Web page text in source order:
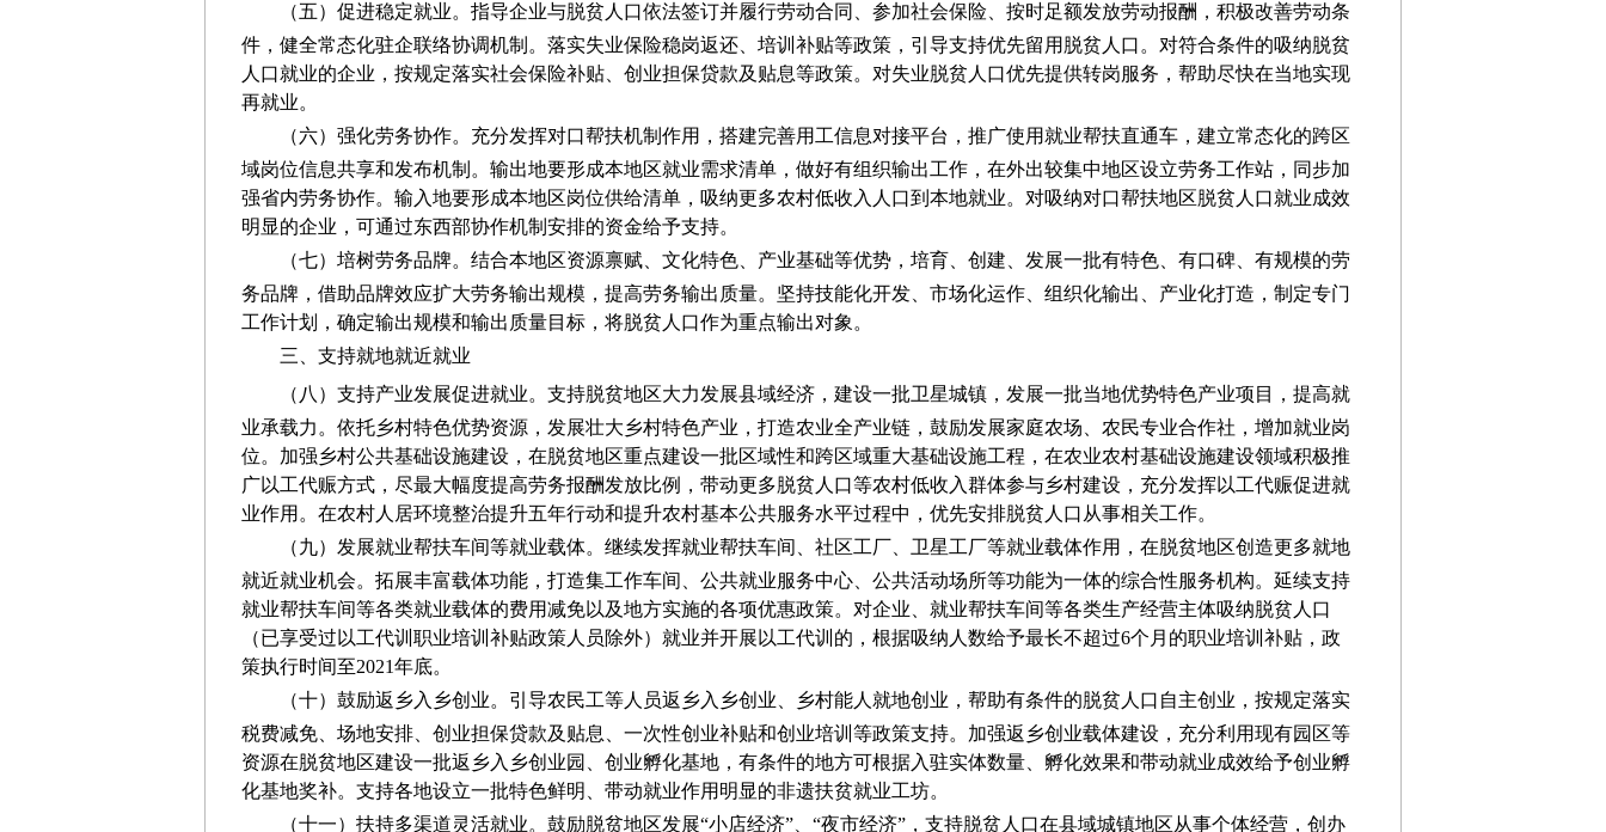
（五）促进稳定就业。 指导企业与脱贫人口依法签订并履行劳动合同、参加社会保险、按时足额发放劳动报酬，积极改善劳动条
件 ， 健全常态化驻企联络协调机制 。落实失业保险稳岗返还、培训补贴等政策，引导支持优先留用脱贫人口。 对符合条件的吸纳脱贫
人口就业的企业， 按规定落实社会保险补贴、 创业担保贷款及贴息等政策。 对失业脱贫人口优先提供转岗服务，帮助尽快在当地实现
再就业。
（六）强化劳务协作。 充分发挥对口帮扶机制作用，搭建完善用工信息对接平台，推广使用就业帮扶直通车，建立常态化的跨区
域岗位信息共享和发布机制。输出地要形成本地区就业需求清单，做好有组织输出工作，在外出较集中地区设立劳务工作站，同步加
强省内劳务协作。输入地要形成本地区岗位供给清单，吸纳更多农村低收入人口到本地就业。对吸纳对口帮扶地区脱贫人口就业成效
明显的企业，可通过东西部协作机制安排的资金给予支持。
（七）培树劳务品牌。 结合本地区资源禀赋、文化特色、产业基础等优势，培育、创建、发展一批有特色、有口碑、有规模的劳
务品牌，借助品牌效应扩大劳务输出规模，提高劳务输出质量。坚持技能化开发、市场化运作、组织化输出、产业化打造，制定专门
工作计划，确定输出规模和输出质量目标，将脱贫人口作为重点输出对象。
三、支持就地就近就业
（八）支持产业发展促进就业。 支持脱贫地区大力发展县域经济，建设一批卫星城镇，发展一批当地优势特色产业项目，提高就
业承载力。 依托乡村特色优势资源，发展壮大乡村特色产业，打造农业全产业链，鼓励发展家庭农场、农民专业合作社，增加就业岗
位。加强乡村公共基础设施建设，在脱贫地区重点建设一批区域性和跨区域重大基础设施工程，在农业农村基础设施建设领域积极推
广以工代赈方式，尽最大幅度提高劳务报酬发放比例，带动更多脱贫人口等农村低收入群体参与乡村建设，充分发挥以工代赈促进就
业作用 。在农村人居环境整治提升五年行动和提升农村基本公共服务水平过程中，优先安排脱贫人口从事相关工作。
（九）发展就业帮扶车间等就业载体。 继续发挥就业帮扶车间、社区工厂、卫星工厂等就业载体作用 ， 在脱贫地区创造更多就地
就近就业机会。拓展丰富载体功能，打造集工作车间、公共就业服务中心、公共活动场所等功能为一体的综合性服务机构。延续支持
就业帮扶车间等各类就业载体的费用减免以及地方实施的各项优惠政策。 对企业、 就业帮扶车间等各类生产经营主体吸纳脱贫人口
（已享受过以工代训职业培训补贴政策人员除外） 就业并开展以工代训 的，根据吸纳人数给予最长不超过6个月的职业培训 补贴 ，政
策执行时间至2021年底。
（十）鼓励返乡入乡创业。 引导农民工等人员返乡入乡创业、乡村能人就地创业，帮助有条件的脱贫人口自主创业，按规定落实
税费减免、场地安排、创业担保贷款及贴息
一次性创业补贴和创业培训 等政策支持。 加强返乡创业载体建设，充分利用现有园区等
资源在脱贫地区建设一批返乡入乡创业园、创业孵化基地，有条件的地方可根据入驻实体数量、孵化效果和带动就业成效给予创业孵
化基地奖补。支持各地设立一批特色鲜明、带动就业作用明显的非遗扶贫就业工坊。
（十一）扶持多渠道灵活就业。 鼓励脱贫地区发展“小店经济”、“夜市经济”，支持脱贫人口在县域城镇地区从事个体经营，创办